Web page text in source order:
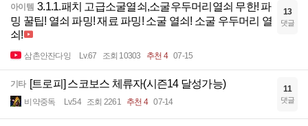
아이템 3.1.1.패치 고급소굴열쇠,소굴우두머리열쇠 무한! 파
밍 꿀팁! 열쇠 파밍! 재료 파밍! 소굴 열쇠! 소굴 우두머리 열
쇠!
삼촌안잔다잉 Lv.67 조회 10303 추천 4 07-15
13
댓글
기타 [트로피] 스코보스 체류자(시즌14 달성가능)
비약중독 Lv.54 조회 2261 추천 4 07-14
11
댓글